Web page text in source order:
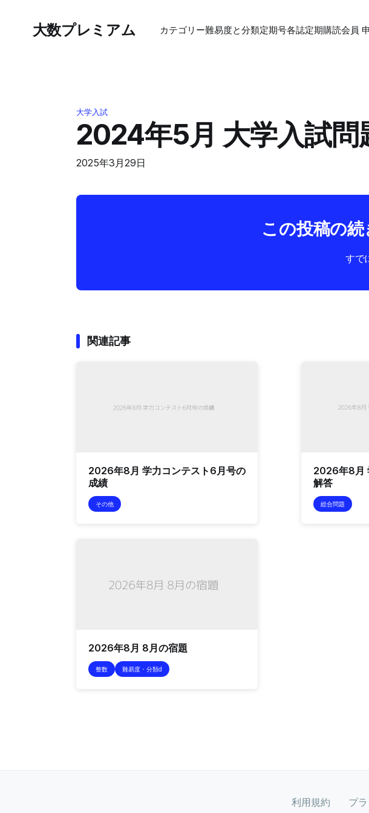
大数プレミアム カテゴリー難易度と分類定期号各誌定期購読会員
大学入試
2024年5月 大学入試問
2025年3月29日
この投稿の
すで
関連記事
2026年8月 学力コンテスト6月号の
成績
その他
2026年8月
解答
総合問題
2026年8月 8月の宿題
整数 難易度・分類d
利用規約 プ